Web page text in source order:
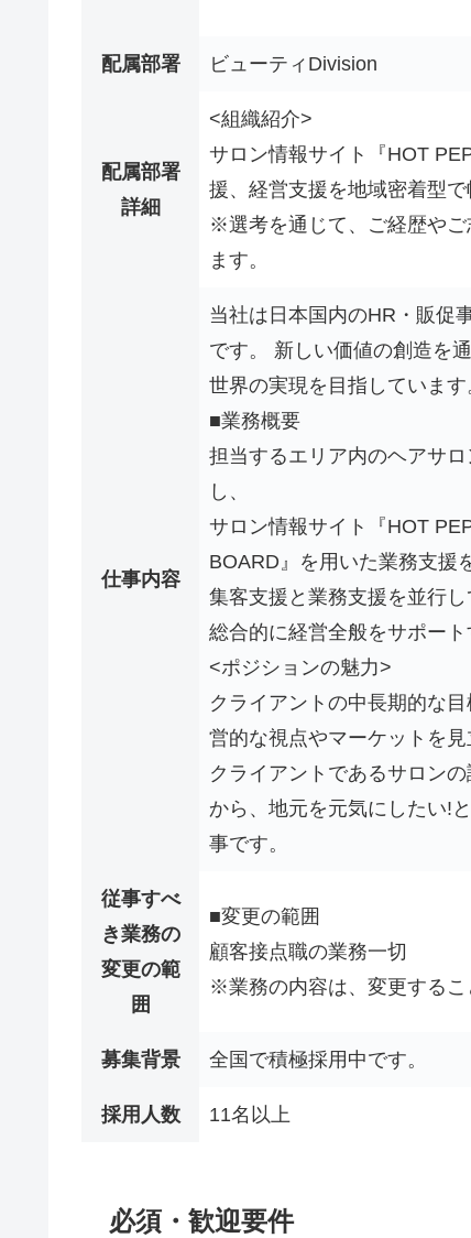
配属部署 ビューティDivision
配属部署
詳細
<組織紹介>
サロン情報サイト『HOT
援、経営支援を地域密着型
※選考を通じて、ご経歴やご
ます。
仕事内容
当社は日本国内のHR・販促
です。 新しい価値の創造を
世界の実現を目指しています
■業務概要
担当するエリア内のヘアサ
し、
サロン情報サイト『HOT
BOARD』を用いた業務支援
集客支援と業務支援を並行
総合的に経営全般をサポート
<ポジションの魅力>
クライアントの中長期的な
営的な視点やマーケットを
クライアントであるサロン
から、地元を元気にしたい!
事です。
従事すべ
き業務の
変更の範
囲
■変更の範囲
顧客接点職の業務一切
※業務の内容は、変更するこ
募集背景 全国で積極採用中です。
採用人数 11名以上
必須・歓迎要件